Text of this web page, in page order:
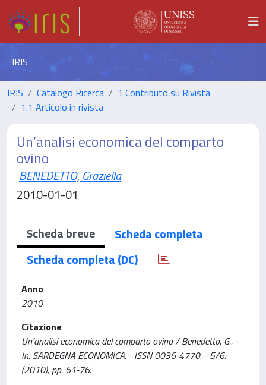
IRIS
IRIS Catalogo Ricerca
1 Contributo su Rivista
1.1 Articolo in rivista
Un’analisi economica del comparto
ovino
BENEDETTO, Graziella
2010-01-01
Scheda breve
Scheda completa
Scheda completa (DC)
Anno
2010
Citazione
Un’analisi economica del comparto ovino / Benedetto, G.. -
In: SARDEGNA ECONOMICA. - ISSN 0036-4770. - 5/6:
(2010), pp. 61-76.